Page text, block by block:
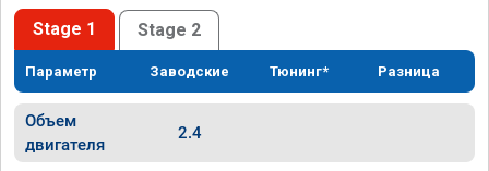
Stage 1 Stage 2
Параметр Заводские Тюнинг* Разница
Объем
двигателя
2.4